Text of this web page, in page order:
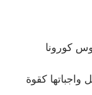
كورونا
واجباتها كقوة